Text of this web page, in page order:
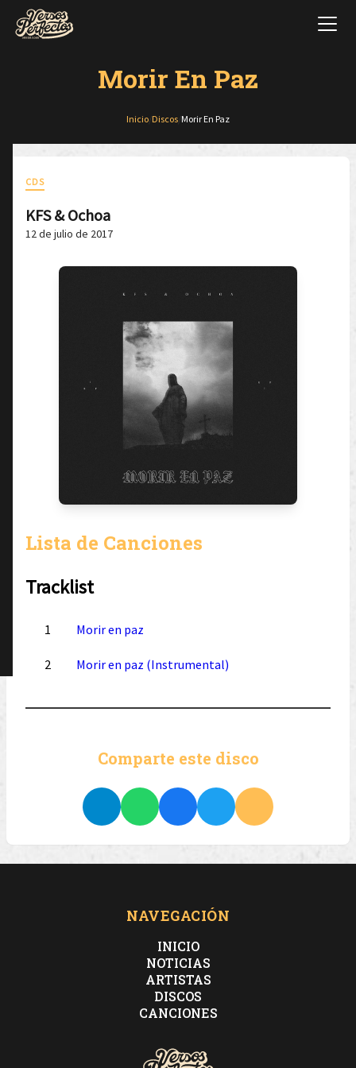
Morir En Paz
Inicio Discos Morir En Paz
CDS
KFS & Ochoa
12 de julio de 2017
Lista de Canciones
Tracklist
1 Morir en paz
2 Morir en paz (Instrumental)
Comparte este disco
NAVEGACIÓN
INICIO
NOTICIAS
ARTISTAS
DISCOS
CANCIONES